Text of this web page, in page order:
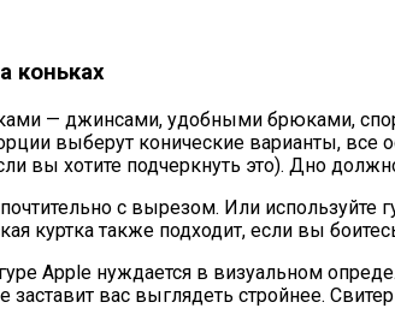
коньках
— джинсами, удобными брюками,
выберут конические варианты,
вы хотите подчеркнуть это). Дно
с вырезом. Или
куртка также подходит, если вы
Apple нуждается в визуальном
заставит вас выглядеть стройнее.